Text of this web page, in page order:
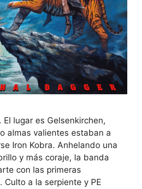
El lugar es Gelsenkirchen,
almas valientes estaban a
Iron Kobra. Anhelando una
y más coraje, la banda
con las primeras
Culto a la serpiente y PE